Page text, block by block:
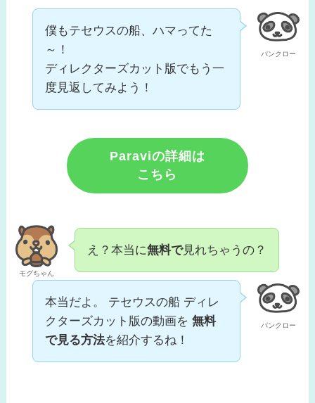
パンクロー
僕もテセウスの船、ハマってた
～！
ディレクターズカット版でもう一
度見返してみよう！
Paraviの詳細は
こちら
モグちゃん
え？本当に無料で見れちゃうの？
パンクロー
本当だよ。 テセウスの船 ディレ
クターズカット版の動画を無料
で見る方法を紹介するね！